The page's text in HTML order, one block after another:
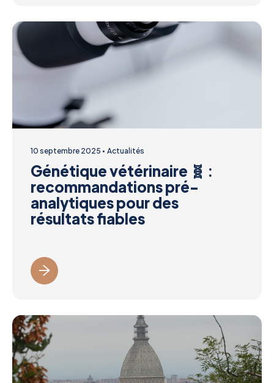
10 septembre 2025 Actualités
Génétique vétérinaire 🧬 :
recommandations pré-
analytiques pour des
résultats fiables